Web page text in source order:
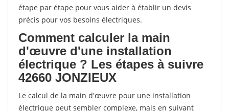
étape par étape pour vous aider à établir un devis
précis pour vos besoins électriques.
Comment calculer la main
d'œuvre d'une installation
électrique ? Les étapes à suivre
42660 JONZIEUX
Le calcul de la main d'œuvre pour une installation
électrique peut sembler complexe, mais en suivant